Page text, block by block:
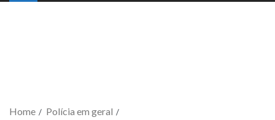
Home
Polícia em geral